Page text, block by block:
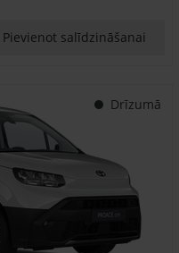
Pievienot salīdzināšanai
Drīzumā